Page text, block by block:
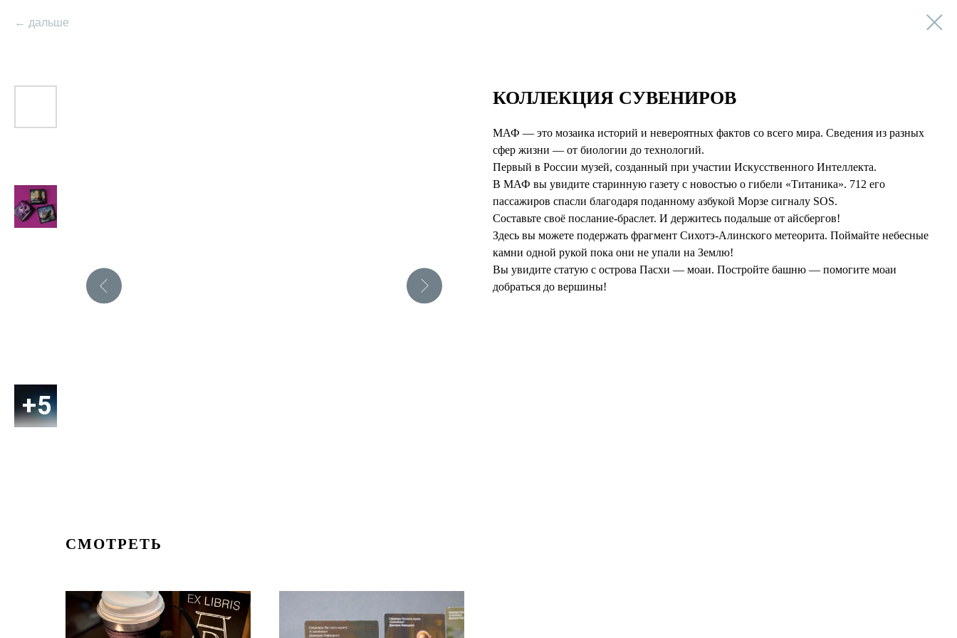
дальше
КОЛЛЕКЦИЯ СУВЕНИРОВ
МАФ — это мозаика историй и невероятных фактов со всего мира. Сведения из разных
сфер жизни — от биологии до технологий.
Первый в России музей, созданный при участии Искусственного Интеллекта.
В МАФ вы увидите старинную газету с новостью о гибели «Титаника». 712 его
пассажиров спасли благодаря поданному азбукой Морзе сигналу SOS.
Составьте своё послание-браслет. И держитесь подальше от айсбергов!
Здесь вы можете подержать фрагмент Сихотэ-Алинского метеорита. Поймайте небесные
камни одной рукой пока они не упали на Землю!
Вы увидите статую с острова Пасхи — моаи. Постройте башню — помогите моаи
добраться до вершины!
СМОТРЕТЬ